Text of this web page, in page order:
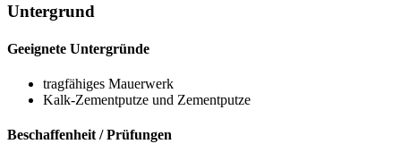
Untergrund
Geeignete Untergründe
tragfähiges Mauerwerk
Kalk-Zementputze und Zementputze
Beschaffenheit / Prüfungen